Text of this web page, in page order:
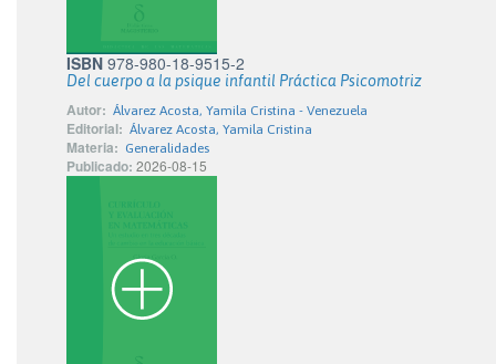
ISBN 978-980-18-9515-2
Del cuerpo a la psique infantil Práctica Psicomotriz
Autor: Álvarez Acosta, Yamila Cristina - Venezuela
Editorial: Álvarez Acosta, Yamila Cristina
Materia: Generalidades
Publicado: 2026-08-15